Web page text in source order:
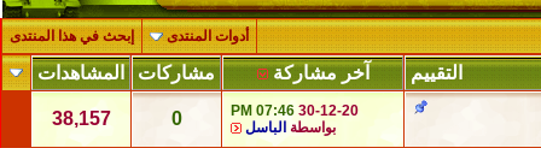
أدوات المنتدى إبحث في هذا المنتدى
التقييم آخر مشاركة مشاركات المشاهدات
30-12-20
07:46 PM
بواسطة الباسل 0
38,157